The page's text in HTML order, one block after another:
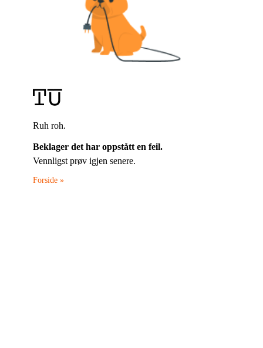
Ruh roh.
Beklager det har oppstått en feil.
Vennligst prøv igjen senere.
Forside »